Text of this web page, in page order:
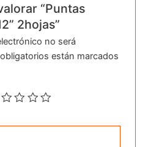
“Puntas
2hojas”
no será
están marcados